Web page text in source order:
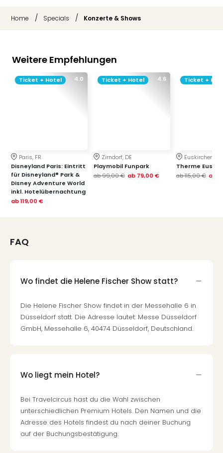
Home / Specials / Konzerte & Shows
Weitere Empfehlungen
4.0
Ticket + Hotel
Paris, FR
Disneyland Paris: Eintritt
für Disneyland® Park &
Disney Adventure World
inkl. Hotelübernachtung
ab119,00 €
4.6
Ticket + Hotel
Zirndorf, DE
Playmobil Funpark
ab99,00 € ab 79,00 €
Ticket +
Euskirchen, DE
Therme
ab115,00 € ab
FAQ
Wo findet die Helene Fischer Show statt?
Die Helene Fischer Show findet in der Messehalle 6 in
Düsseldorf statt. Die Adresse lautet: Messe Düsseldorf
GmbH, Messehalle 6, 40474 Düsseldorf, Deutschland.
Wo liegt mein Hotel?
Bei Travelcircus hast du die Wahl zwischen
unterschiedlichen Premium Hotels. Den Namen und die
Adresse des Hotels findest du nach deiner Buchung
auf der Buchungsbestätigung.